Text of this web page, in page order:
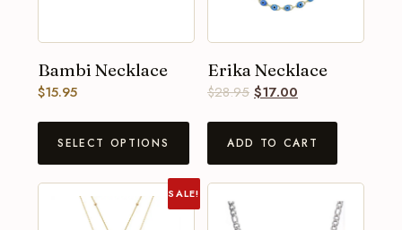
Bambi Necklace
$15.95
SELECT OPTIONS
Erika Necklace
$28.95 $17.00
ADD TO CART
SALE!